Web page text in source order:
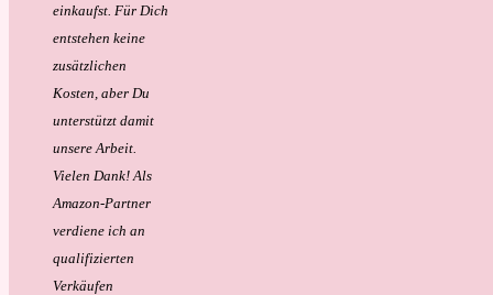
einkaufst. Für Dich
entstehen keine
zusätzlichen
Kosten, aber Du
unterstützt damit
unsere Arbeit.
Vielen Dank! Als
Amazon-Partner
verdiene ich an
qualifizierten
Verkäufen